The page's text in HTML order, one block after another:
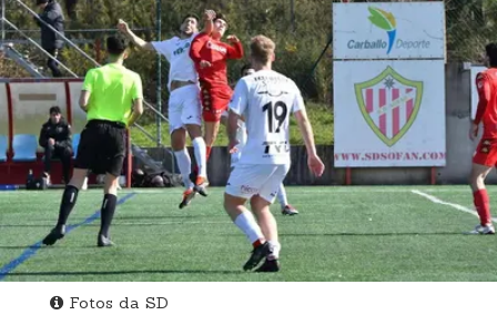
Fotos da SD